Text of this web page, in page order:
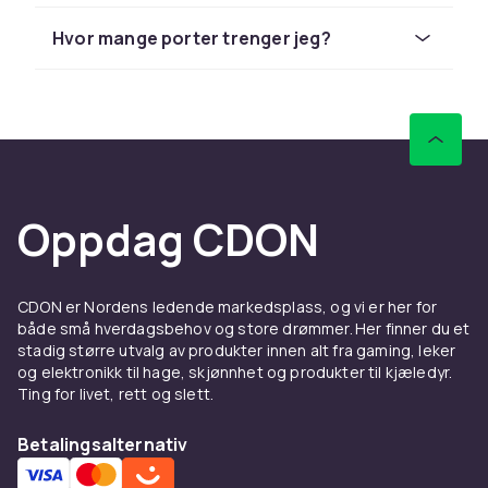
eksisterende utstyr. Hos CDON handler du
nettverksutstyr online hos
CDON
nettverksinfrastruktur for hjemmet og
kontoret. Hos CDON finner du et bredt utvalg
av huber & svitsjer fra kjente merker som TP-
Link, ASUS, Netgear, Cisco og Ubiquiti til
bygge hjemmenettverk eller profesjonell
infrastruktur, har vi riktig løsning.
Hvor mange porter trenger jeg?
Oppdag CDON
CDON er Nordens ledende markedsplass, og vi er her for
både små hverdagsbehov og store drømmer. Her finner du et
stadig større utvalg av produkter innen alt fra gaming, leker
og elektronikk til hage, skjønnhet og produkter til kjæledyr.
Ting for livet, rett og slett.
Betalingsalternativ